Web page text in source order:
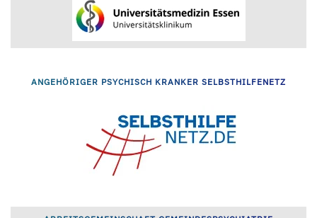
ANGEHÖRIGER PSYCHISCH KRANKER SELBSTHILFENETZ